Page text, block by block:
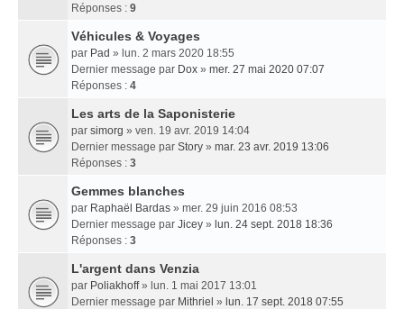
Réponses : 9
Véhicules & Voyages
par Pad » lun. 2 mars 2020 18:55
Dernier message par Dox » mer. 27 mai 2020 07:07
Réponses : 4
Les arts de la Saponisterie
par simorg » ven. 19 avr. 2019 14:04
Dernier message par Story » mar. 23 avr. 2019 13:06
Réponses : 3
Gemmes blanches
par Raphaël Bardas » mer. 29 juin 2016 08:53
Dernier message par Jicey » lun. 24 sept. 2018 18:36
Réponses : 3
L'argent dans Venzia
par Poliakhoff» lun. 1 mai 2017 13:01
Dernier message par Mithriel » lun. 17 sept. 2018 07:55